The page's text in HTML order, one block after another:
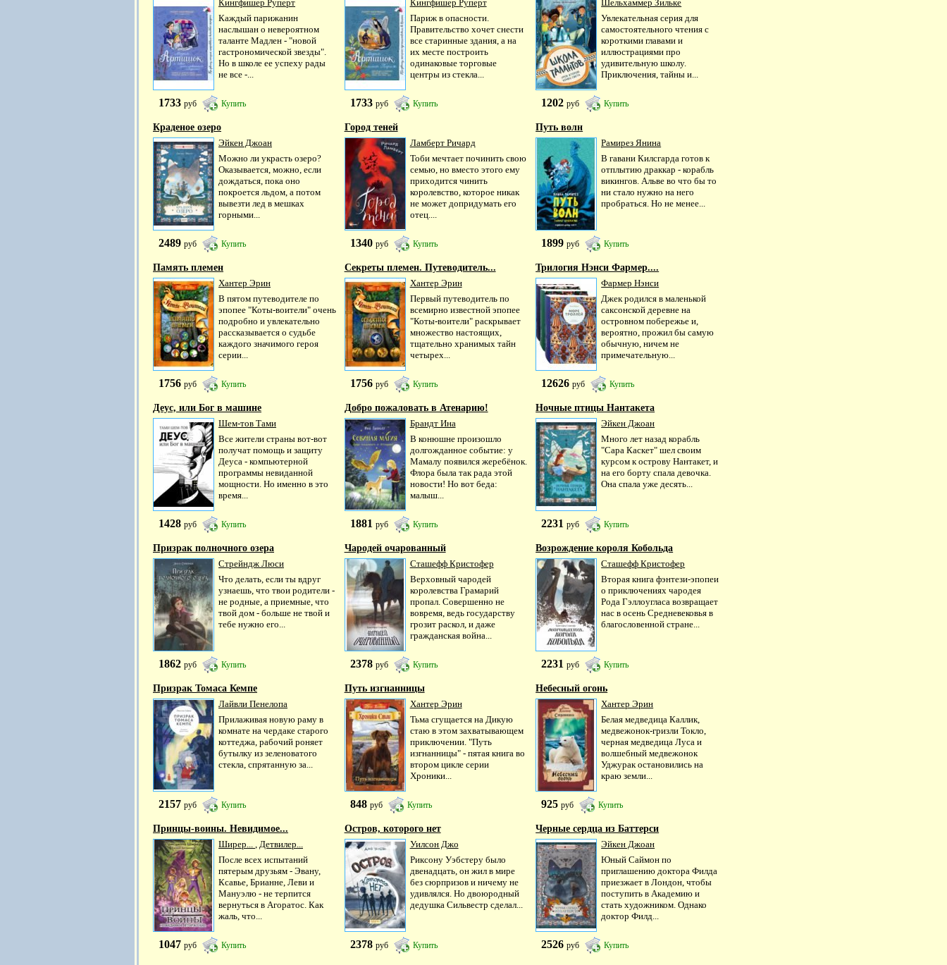
Кингфишер Руперт
Каждый парижанин
наслышан о невероятном
таланте Мадлен - "новой
гастрономической звезды".
Но в школе ее успеху рады
не все -...
1733 руб Купить
Кингфишер Руперт
Париж в опасности.
Правительство хочет снести
все старинные здания, а на
их месте построить
одинаковые торговые
центры из стекла...
1733 руб Купить
Шельхаммер Зильке
Увлекательная серия для
самостоятельного чтения с
короткими главами и
иллюстрациями про
удивительную школу.
Приключения, тайны и...
1202руб Купить
Краденое озеро
Эйкен Джоан
Можно ли украсть озеро?
Оказывается, можно, если
дождаться, пока оно
покроется льдом, а потом
вывезти лед в мешках
горными...
2489 руб Купить
Город теней
Ламберт Ричард
Тоби мечтает починить свою
семью, но вместо этого ему
приходится чинить
королевство, которое никак
не может допридумать его
отец....
1340 руб Купить
Путь волн
Рамирез Янина
В гавани Килсгарда готов к
отплытию драккар - корабль
викингов. Альве во что бы то
ни стало нужно на него
пробраться. Но не менее...
1899руб Купить
Память племен
Хантер Эрин
В пятом путеводителе по
эпопее "Коты-воители" очень
подробно и увлекательно
рассказывается о судьбе
каждого значимого героя
серии...
1756 руб Купить
Секреты племен. Путеводитель...
Хантер Эрин
Первый путеводитель по
всемирно известной эпопее
"Коты-воители" раскрывает
множество настоящих,
тщательно хранимых тайн
четырех...
1756 руб Купить
Трилогия Нэнси Фармер....
Фармер Нэнси
Джек родился в маленькой
саксонской деревне на
островном побережье и,
вероятно, прожил бы самую
обычную, ничем не
примечательную...
12626руб Купить
Деус, или Бог в машине
Шем-тов Тами
Все жители страны вот-вот
получат помощь и защиту
Деуса - компьютерной
программы невиданной
мощности. Но именно в это
время...
1428 руб Купить
Добро пожаловать в Атенарию!
Брандт Ина
В конюшне произошло
долгожданное событие: у
Мамалу появился жеребёнок.
Флора была так рада этой
новости! Но вот беда:
малыш...
1881 руб Купить
Ночные птицы Нантакета
Эйкен Джоан
Много лет назад корабль
"Сара Каскет" шел своим
курсом к острову Нантакет, и
на его борту спала девочка.
Она спала уже десять...
2231руб Купить
Призрак полночного озера
Стрейндж Люси
Что делать, если ты вдруг
узнаешь, что твои родители -
не родные, а приемные, что
твой дом - больше не твой и
тебе нужно его...
1862 руб Купить
Чародей очарованный
Сташефф Кристофер
Верховный чародей
королевства Грамарий
пропал. Совершенно не
вовремя, ведь государству
грозит раскол, и даже
гражданская война...
2378 руб Купить
Возрождение короля Кобольда
Сташефф Кристофер
Вторая книга фэнтези-эпопеи
о приключениях чародея
Рода Гэллоугласа возвращает
нас в осень Средневековья в
благословенной стране...
2231руб Купить
Призрак Томаса Кемпе
Лайвли Пенелопа
Прилаживая новую раму в
комнате на чердаке старого
коттеджа, рабочий роняет
бутылку из зеленоватого
стекла, спрятанную за...
2157 руб Купить
Путь изгнанницы
Хантер Эрин
Тьма сгущается на Дикую
стаю в этом захватывающем
приключении. "Путь
изгнанницы" - пятая книга во
втором цикле серии
Хроники...
848 руб Купить
Небесный огонь
Хантер Эрин
Белая медведица Каллик,
медвежонок-гризли Токло,
черная медведица Луса и
волшебный медвежонок
Уджурак остановились на
краю земли...
925руб Купить
Принцы-воины. Невидимое...
Ширер... , Детвилер...
После всех испытаний
пятерым друзьям - Эвану,
Ксавье, Брианне, Леви и
Мануэлю - не терпится
вернуться в Агоратос. Как
жаль, что...
1047 руб Купить
Остров, которого нет
Уилсон Джо
Риксону Уэбстеру было
двенадцать, он жил в мире
без сюрпризов и ничему не
удивлялся. Но двоюродный
дедушка Сильвестр сделал...
2378 руб Купить
Черные сердца из Баттерси
Эйкен Джоан
Юный Саймон по
приглашению доктора Филда
приезжает в Лондон, чтобы
поступить в Академию и
стать художником. Однако
доктор Филд...
2526руб Купить